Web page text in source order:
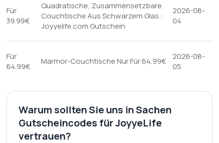
Für
39.99€
Quadratische, Zusammensetzbare
Couchtische Aus Schwarzem Glas :
Joyyelife.com Gutschein
2026-08-
04
Für
64.99€
Marmor-Couchtische Nur Für 64,99€
2026-08-
05
Warum sollten Sie uns in Sachen
Gutscheincodes für JoyyeLife
vertrauen?